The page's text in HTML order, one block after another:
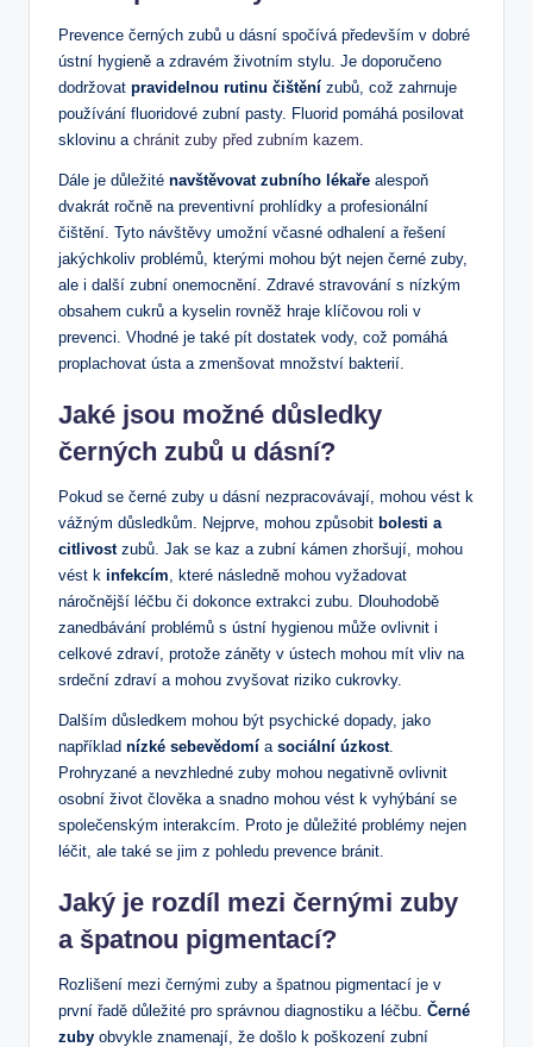
Prevence černých zubů u dásní spočívá především v dobré
ústní hygieně a zdravém životním stylu. Je doporučeno
dodržovat pravidelnou rutinu čištění zubů, což zahrnuje
používání fluoridové zubní pasty. Fluorid pomáhá posilovat
sklovinu a chránit zuby před zubním kazem
Dále je důležité navštěvovat zubního lékaře alespoň
dvakrát ročně na preventivní prohlídky a profesionální
čištění. Tyto návštěvy umožní včasné odhalení a řešení
jakýchkoliv problémů, kterými mohou být nejen černé zuby,
ale i další zubní onemocnění. Zdravé stravování s nízkým
obsahem cukrů a kyselin rovněž hraje klíčovou roli v
prevenci. Vhodné je také pít dostatek vody, což pomáhá
proplachovat ústa a zmenšovat množství bakterií.
Jaké jsou možné důsledky
černých zubů u dásní?
Pokud se černé zuby u dásní nezpracovávají, mohou vést k
vážným důsledkům. Nejprve, mohou způsobit bolesti a
citlivostzubů. Jak se kaz a zubní kámen zhoršují, mohou
vést k infekcím , které následně mohou vyžadovat
náročnější léčbu či dokonce extrakci zubu. Dlouhodobě
zanedbávání problémů s ústní hygienou může ovlivnit i
celkové zdraví, protože záněty v ústech mohou mít vliv na
srdeční zdraví a mohou zvyšovat riziko cukrovky.
Dalším důsledkem mohou být psychické dopady, jako
například nízké sebevědomí a sociální úzkost.
Prohryzané a nevzhledné zuby mohou negativně ovlivnit
osobní život člověka a snadno mohou vést k vyhýbání se
společenským interakcím. Proto je důležité problémy nejen
léčit, ale také se jim z pohledu prevence bránit.
Jaký je rozdíl mezi černými zuby
a špatnou pigmentací?
Rozlišení mezi černými zuby a špatnou pigmentací je v
první řadě důležité pro správnou diagnostiku a léčbu. Černé
zuby obvykle znamenají, že došlo k poškození zubní